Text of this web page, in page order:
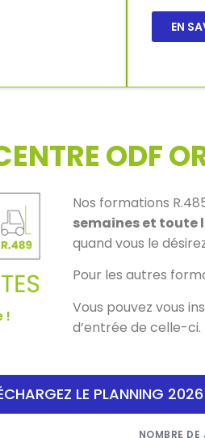
EN
ODF
!
Nos formations
semaines et toute
quand vous le
Pour les autres
Vous pouvez vous
d’entrée de celle-ci.
LE PLANNING
NOMBRE DE